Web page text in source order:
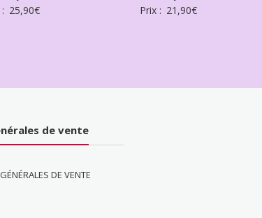
25,90€ Prix : 21,90€
de vente
DE VENTE